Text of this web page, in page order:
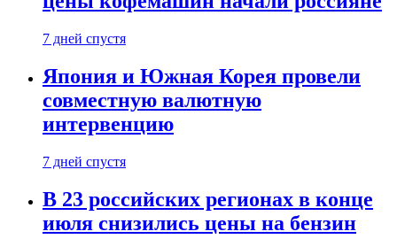
7 дней спустя
Япония и Южная Корея провели
совместную валютную
интервенцию
7 дней спустя
В 23 российских регионах в конце
июля снизились цены на бензин